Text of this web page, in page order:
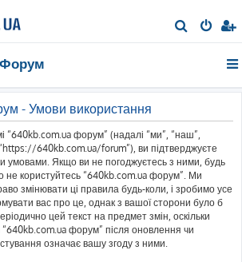
о
Форум
- Умови використання
“640kb.com.ua форум” (надалі “ми”, “наш”,
640kb.com.ua/forum”), ви підтверджуєте
умовами. Якщо ви не погоджуєтесь з ними, будь
не користуйтесь “640kb.com.ua форум”. Ми
змінювати ці правила будь-коли, і зробимо усе
вас про це, однак з вашої сторони було б
цей текст на предмет змін, оскільки
форум” після оновлення чи
означає вашу згоду з ними.